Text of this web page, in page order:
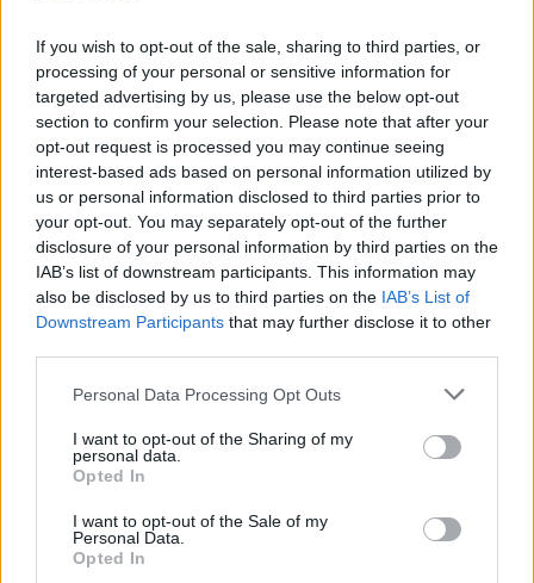
If you wish to opt-out of the sale, sharing to third parties, or
processing of your personal or sensitive information for
targeted advertising by us, please use the below opt-out
section to confirm your selection. Please note that after your
opt-out request is processed you may continue seeing
interest-based ads based on personal information utilized by
us or personal information disclosed to third parties prior to
your opt-out. You may separately opt-out of the further
disclosure of your personal information by third parties on the
IAB’s list of downstream participants. This information may
also be disclosed by us to third parties on the IAB’s List of
Downstream Participants that may further disclose it to other
Please note that this website/app uses one or more Google
not limited to your visit or usage behaviour. You may click to
grant or deny consent to Google and its third-party tags to
use your data for below specified purposes in below Google
consent section.
Personal Data Processing Opt Outs
I want to opt-out of the Sharing of my
personal data.
Opted In
I want to opt-out of the Sale of my
Personal Data.
Opted In
Na stronie PodkarpacieLive.pl znajdziesz
wynik meczu, strzelców
bramek, kartki, składy, statystyki i informacje o przebiegu
spotkania. To kompletne źródło danych dla kibiców i pasjonatów
lokalnej piłki nożnej. Jeżeli aktualnie nie widzisz tutaj danych z pewnością
pracujemy nad tym żeby je uzupełnić.
Wynik meczu GKS Niebylec vs Sokół Grodzisko
Po zakończeniu spotkania automatycznie publikujemyoficjalny wynik
spotkania, a także dane meczowe, jeśli są dostępne.
Pełny harmonogram rozgrywek dostępny jest tutaj:Rzeszów > Klasa A,
gr. I - terminarz.
Informacje o składach i strzelcach
rezerwowych, zmiany oraz listę strzelców bramek. Informacje te
Jeśli jesteś kibicem klubu GKS Niebylec lub Sokół Grodzisko - zaglądaj
tutaj częściej. Nasz serwis regularnie dostarcza informacje o
PodkarpacieLive.pl to największa bazameczów lokalnych drużyn
piłkarskichw województwie. Sprawdź nasze relacje, śledź ulubioną ligę i
bądź na bieżąco z wydarzeniami z boisk!